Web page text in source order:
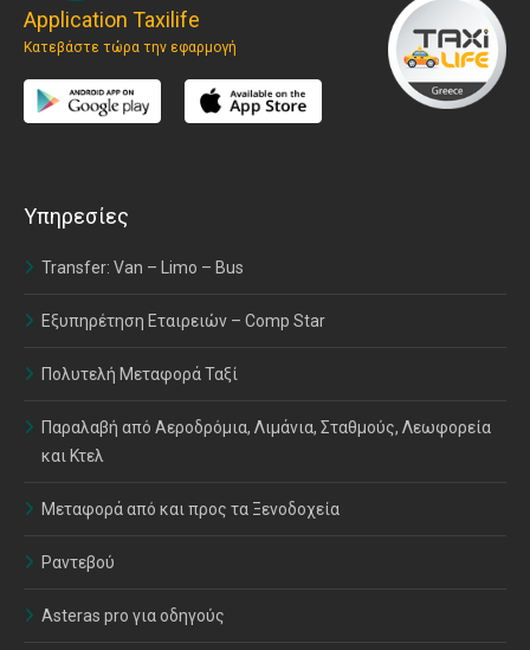
Application Taxilife
Κατεβάστε τώρα την εφαρμογή
Υπηρεσίες
Transfer: Van – Limo – Bus
Εξυπηρέτηση Εταιρειών – Comp Star
Πολυτελή Μεταφορά Ταξί
Παραλαβή από Αεροδρόμια, Λιμάνια, Σταθμούς, Λεωφορεία
και Κτελ
Μεταφορά από και προς τα Ξενοδοχεία
Ραντεβού
Asteras pro για οδηγούς